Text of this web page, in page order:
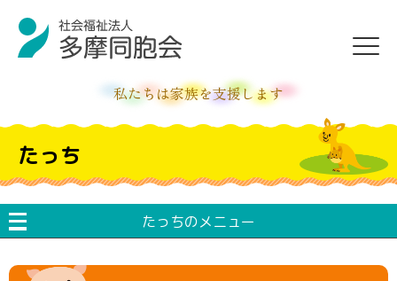
私たちは家族を支援します
たっち
たっちのメニュー